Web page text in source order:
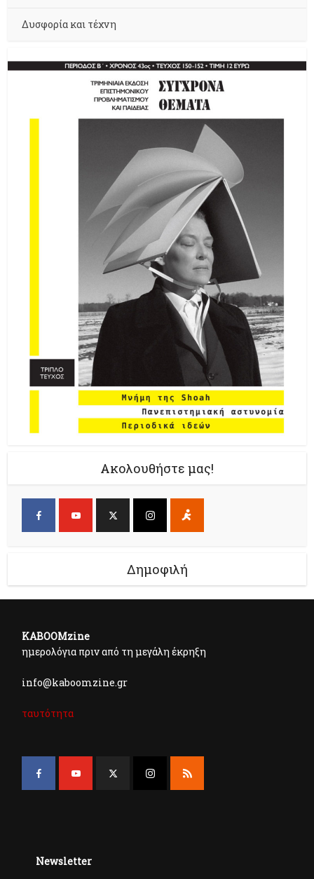
Δυσφορία και τέχνη
Ακολουθήστε μας!
Δημοφιλή
KABOOMzine
ημερολόγια πριν από τη μεγάλη έκρηξη
info@kaboomzine.gr
ταυτότητα
Newsletter